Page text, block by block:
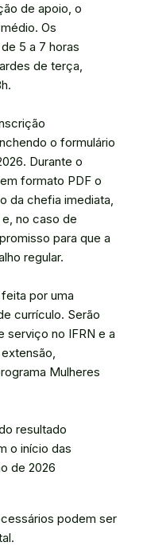
de apoio, o
Os
5 a 7 horas
de terça,
o formulário
Durante o
formato PDF o
da chefia imediata,
no caso de
para que a
regular.
por uma
currículo. Serão
serviço no IFRN e a
Mulheres
resultado
o início das
de 2026
podem ser